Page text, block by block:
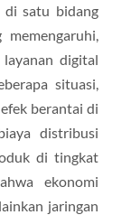
di satu bidang
digital
situasi,
berantai di
distribusi
di tingkat
ekonomi
jaringan